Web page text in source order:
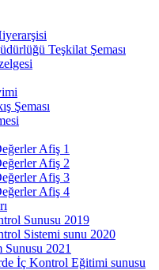
Teşkilat Şeması
Şeması
Afiş 1
Afiş 2
Afiş 3
Afiş 4
Sunusu 2019
Sistemi sunu 2020
2021
İç Kontrol Eğitimi sunusu